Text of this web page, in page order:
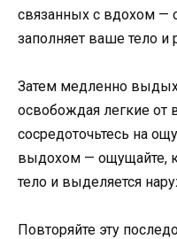
связанных с вдохом —
заполняет ваше тело и
Затем медленно
освобождая легкие от
сосредоточьтесь на
выдохом — ощущайте,
тело и выделяется
Повторяйте эту